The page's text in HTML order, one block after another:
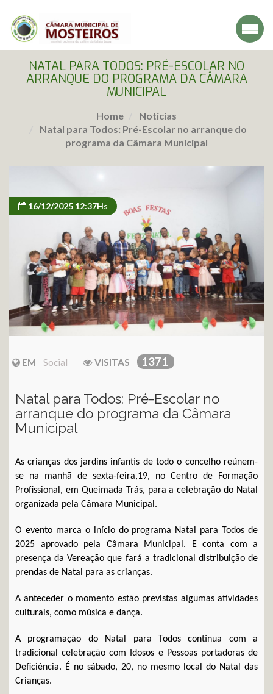
NATAL PARA TODOS: PRÉ-ESCOLAR NO
ARRANQUE DO PROGRAMA DA CÂMARA
MUNICIPAL
Home
Noticias
Natal para Todos: Pré-Escolar no arranque do
programa da Câmara Municipal
16/12/2025 12:37Hs
EM Social VISITAS 1371
Natal para Todos: Pré-Escolar no
arranque do programa da Câmara
Municipal
As crianças dos jardins infantis de todo o concelho reúnem-
se na manhã de sexta-feira,19, no Centro de Formação
Profissional, em Queimada Trás, para a celebração do Natal
organizada pela Câmara Municipal.
O evento marca o início do programa Natal para Todos de
2025 aprovado pela Câmara Municipal. E conta com a
presença da Vereação que fará a tradicional distribuição de
prendas de Natal para as crianças.
A anteceder o momento estão previstas algumas atividades
culturais, como música e dança.
A programação do Natal para Todos continua com a
tradicional celebração com Idosos e Pessoas portadoras de
Deficiência. É no sábado, 20, no mesmo local do Natal das
Crianças.